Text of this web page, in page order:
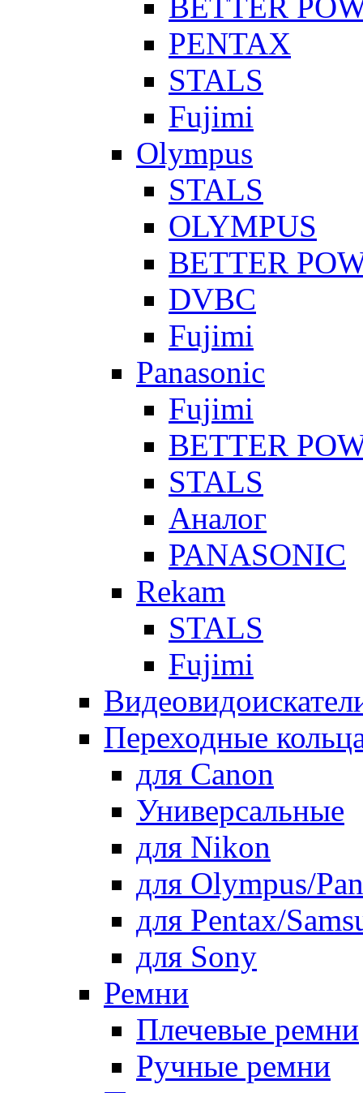
BETTER
PENTAX
STALS
Fujimi
Olympus
STALS
OLYMPUS
BETTER
DVBC
Fujimi
Panasonic
Fujimi
BETTER
STALS
Аналог
PANASONIC
Rekam
STALS
Fujimi
Переходные
для Canon
Универсальные
для Nikon
для Olympus/
для Pentax/
для Sony
Ремни
Плечевые ремни
Ручные ремни